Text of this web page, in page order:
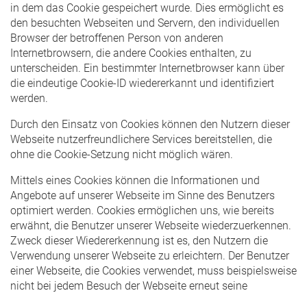
in dem das Cookie gespeichert wurde. Dies ermöglicht es
den besuchten Webseiten und Servern, den individuellen
Browser der betroffenen Person von anderen
Internetbrowsern, die andere Cookies enthalten, zu
unterscheiden. Ein bestimmter Internetbrowser kann über
die eindeutige Cookie-ID wiedererkannt und identifiziert
werden.
Durch den Einsatz von Cookies können den Nutzern dieser
Webseite nutzerfreundlichere Services bereitstellen, die
ohne die Cookie-Setzung nicht möglich wären.
Mittels eines Cookies können die Informationen und
Angebote auf unserer Webseite im Sinne des Benutzers
optimiert werden. Cookies ermöglichen uns, wie bereits
erwähnt, die Benutzer unserer Webseite wiederzuerkennen.
Zweck dieser Wiedererkennung ist es, den Nutzern die
Verwendung unserer Webseite zu erleichtern. Der Benutzer
einer Webseite, die Cookies verwendet, muss beispielsweise
nicht bei jedem Besuch der Webseite erneut seine